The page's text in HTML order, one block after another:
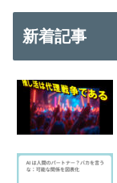
新着記事